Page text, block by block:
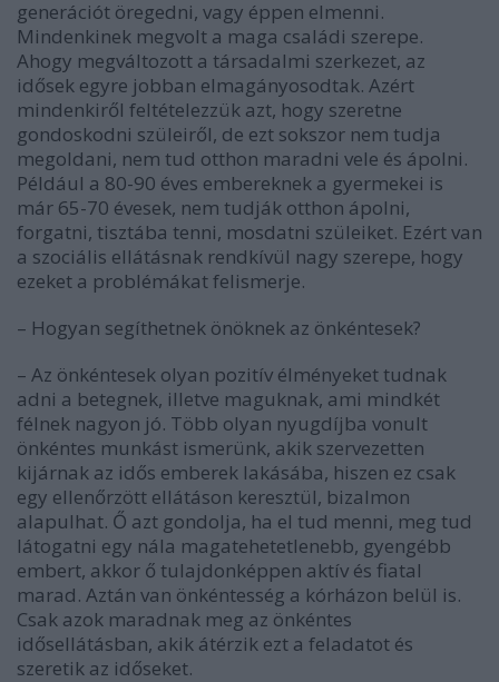
generációt öregedni, vagy éppen elmenni.
Mindenkinek megvolt a maga családi szerepe.
Ahogy megváltozott a társadalmi szerkezet, az
idősek egyre jobban elmagányosodtak. Azért
mindenkiről feltételezzük azt, hogy szeretne
gondoskodni szüleiről, de ezt sokszor nem tudja
megoldani, nem tud otthon maradni vele és ápolni.
Például a 80-90 éves embereknek a gyermekei is
már 65-70 évesek, nem tudják otthon ápolni,
forgatni, tisztába tenni, mosdatni szüleiket. Ezért van
a szociális ellátásnak rendkívül nagy szerepe, hogy
ezeket a problémákat felismerje.
– Hogyan segíthetnek önöknek az önkéntesek?
– Az önkéntesek olyan pozitív élményeket tudnak
adni a betegnek, illetve maguknak, ami mindkét
félnek nagyon jó. Több olyan nyugdíjba vonult
önkéntes munkást ismerünk, akik szervezetten
kijárnak az idős emberek lakásába, hiszen ez csak
egy ellenőrzött ellátáson keresztül, bizalmon
alapulhat. Ő azt gondolja, ha el tud menni, meg tud
látogatni egy nála magatehetetlenebb, gyengébb
embert, akkor ő tulajdonképpen aktív és fiatal
marad. Aztán van önkéntesség a kórházon belül is.
Csak azok maradnak meg az önkéntes
idősellátásban, akik átérzik ezt a feladatot és
szeretik az időseket.